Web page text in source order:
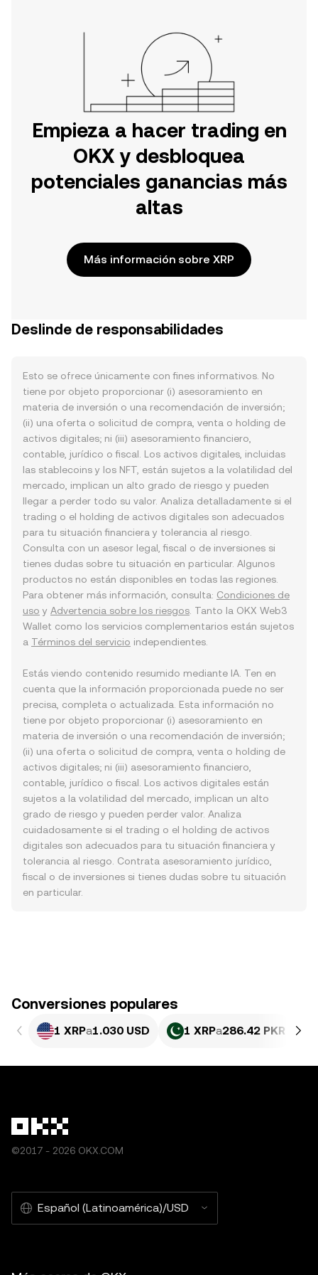
Empieza a hacer trading en
OKX y desbloquea
potenciales ganancias más
altas
Más información sobre XRP
Deslinde de responsabilidades
Esto se ofrece únicamente con fines informativos. No
tiene por objeto proporcionar (i) asesoramiento en
materia de inversión o una recomendación de inversión;
(ii) una oferta o solicitud de compra, venta o holding de
activos digitales; ni (iii) asesoramiento financiero,
contable, jurídico o fiscal. Los activos digitales, incluidas
las stablecoins y los NFT, están sujetos a la volatilidad del
mercado, implican un alto grado de riesgo y pueden
llegar a perder todo su valor. Analiza detalladamente si el
trading o el holding de activos digitales son adecuados
para tu situación financiera y tolerancia al riesgo.
Consulta con un asesor legal, fiscal o de inversiones si
tienes dudas sobre tu situación en particular. Algunos
productos no están disponibles en todas las regiones.
Para obtener más información, consulta: Condiciones de
uso y Advertencia sobre los riesgos . Tanto la OKX Web3
Wallet como los servicios complementarios están sujetos
a Términos del servicio independientes.
Estás viendo contenido resumido mediante IA. Ten en
cuenta que la información proporcionada puede no ser
precisa, completa o actualizada. Esta información no
tiene por objeto proporcionar (i) asesoramiento en
materia de inversión o una recomendación de inversión;
(ii) una oferta o solicitud de compra, venta o holding de
activos digitales; ni (iii) asesoramiento financiero,
contable, jurídico o fiscal. Los activos digitales están
sujetos a la volatilidad del mercado, implican un alto
grado de riesgo y pueden perder valor. Analiza
cuidadosamente si el trading o el holding de activos
digitales son adecuados para tu situación financiera y
tolerancia al riesgo. Contrata asesoramiento jurídico,
fiscal o de inversiones si tienes dudas sobre tu situación
en particular.
Conversiones populares
1 XRPa1.030 USD 1 XRPa286.42 PKR
©2017 - 2026 OKX.COM
Español (Latinoamérica)/USD